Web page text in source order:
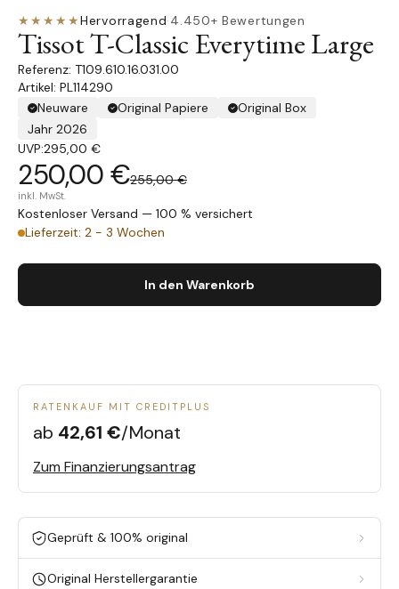
★★★★★Hervorragend·4.450+ Bewertungen
Tissot T-Classic Everytime Large
T109.610.16.031.00
Artikel: PL114290
Neuware
Original Papiere
Original Box
Jahr 2026
UVP:295,00 €
250,00 €255,00 €
inkl. MwSt.
Kostenloser Versand — 100 % versichert
Lieferzeit: 2 - 3 Wochen
In den Warenkorb
RATENKAUF MIT CREDITPLUS
ab 42,61 €/Monat
Zum Finanzierungsantrag
Geprüft & 100% original
Original Herstellergarantie